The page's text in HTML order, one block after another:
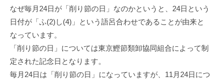
なぜ毎月24日が「削り節の日」なのかというと、24日という
日付が「ふ(2)し(4)」という語呂合わせであることが由来と
なっています。
「削り節の日」については東京鰹節類卸協同組合によって制
定された記念日となります。
毎月24日は「削り節の日」になっていますが、11月24日につ